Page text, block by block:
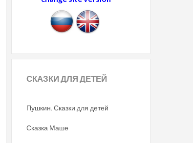
СКАЗКИДЛЯ ДЕТЕЙ
Пушкин. Сказки для детей
Сказка Маше